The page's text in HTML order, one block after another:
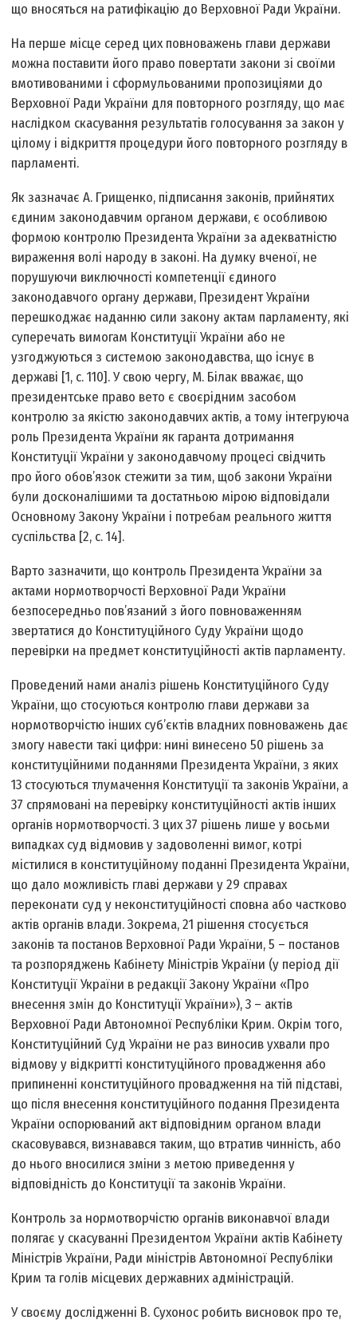
що вносяться на ратифікацію до Верховної Ради України.
На перше місце серед цих повноважень глави держави
можна поставити його право повертати закони зі своїми
вмотивованими і сформульованими пропозиціями до
Верховної Ради України для повторного розгляду, що має
наслідком скасування результатів голосування за закон у
цілому і відкриття процедури його повторного розгляду в
парламенті.
Як зазначає А. Грищенко, підписання законів, прийнятих
єдиним законодавчим органом держави, є особливою
формою контролю Президента України за адекватністю
вираження волі народу в законі. На думку вченої, не
порушуючи виключності компетенції єдиного
законодавчого органу держави, Президент України
перешкоджає наданню сили закону актам парламенту, які
суперечать вимогам Конституції України або не
узгоджуються з системою законодавства, що існує в
державі [1, с. 110]. У свою чергу, М. Білак вважає, що
президентське право вето є своєрідним засобом
контролю за якістю законодавчих актів, а тому інтегруюча
роль Президента України як гаранта дотримання
Конституції України у законодавчому процесі свідчить
про його обов’язок стежити за тим, щоб закони України
були досконалішими та достатньою мірою відповідали
Основному Закону України і потребам реального життя
суспільства [2, с. 14].
Варто зазначити, що контроль Президента України за
актами нормотворчості Верховної Ради України
безпосередньо пов’язаний з його повноваженням
звертатися до Конституційного Суду України щодо
перевірки на предмет конституційності актів парламенту.
Проведений нами аналіз рішень Конституційного Суду
України, що стосуються контролю глави держави за
нормотворчістю інших суб’єктів владних повноважень дає
змогу навести такі цифри: нині винесено 50 рішень за
конституційними поданнями Президента України, з яких
13 стосуються тлумачення Конституції та законів України, а
37 спрямовані на перевірку конституційності актів інших
органів нормотворчості. З цих 37 рішень лише у восьми
випадках суд відмовив у задоволенні вимог, котрі
містилися в конституційному поданні Президента України,
що дало можливість главі держави у 29 справах
переконати суд у неконституційності сповна або частково
актів органів влади. Зокрема, 21 рішення стосується
законів та постанов Верховної Ради України, 5 – постанов
та розпоряджень Кабінету Міністрів України (у період дії
Конституції України в редакції Закону України «Про
внесення змін до Конституції України»), 3 – актів
Верховної Ради Автономної Республіки Крим. Окрім того,
Конституційний Суд України не раз виносив ухвали про
відмову у відкритті конституційного провадження або
припиненні конституційного провадження на тій підставі,
що після внесення конституційного подання Президента
України оспорюваний акт відповідним органом влади
скасовувався, визнавався таким, що втратив чинність, або
до нього вносилися зміни з метою приведення у
відповідність до Конституції та законів України.
Контроль за нормотворчістю органів виконавчої влади
полягає у скасуванні Президентом України актів Кабінету
Міністрів України, Ради міністрів Автономної Республіки
Крим та голів місцевих державних адміністрацій.
У своєму дослідженні В. Сухонос робить висновок про те,